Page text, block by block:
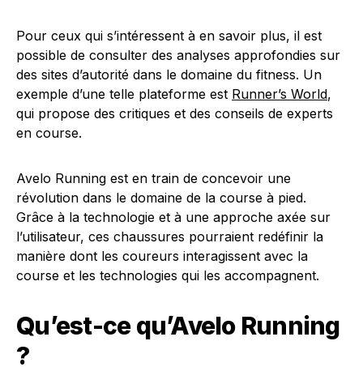
Pour ceux qui s’intéressent à en savoir plus, il est
possible de consulter des analyses approfondies sur
des sites d’autorité dans le domaine du fitness. Un
exemple d’une telle plateforme est Runner’s World,
qui propose des critiques et des conseils de experts
en course.
Avelo Running est en train de concevoir une
révolution dans le domaine de la course à pied.
Grâce à la technologie et à une approche axée sur
l’utilisateur, ces chaussures pourraient redéfinir la
manière dont les coureurs interagissent avec la
course et les technologies qui les accompagnent.
Qu’est-ce qu’Avelo Running
?